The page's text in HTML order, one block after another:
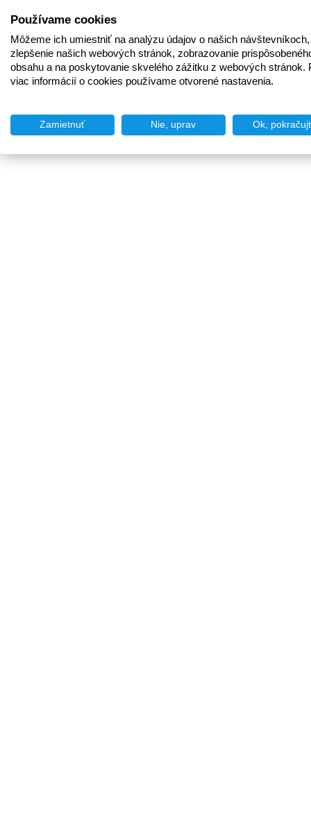
Používame cookies
Môžeme ich umiestniť na analýzu údajov o našich
zlepšenie našich webových stránok, zobrazovanie
obsahu a na poskytovanie skvelého zážitku z webových stránok.
viac informácií o cookies používame otvorené nastavenia.
Zamietnuť Nie, uprav Ok,